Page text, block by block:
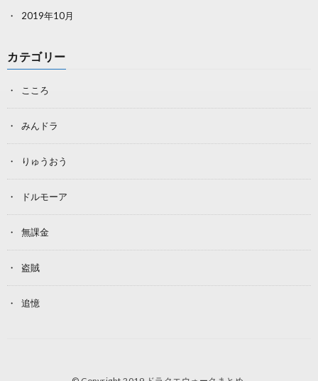
2019年10月
カテゴリー
こころ
みんドラ
りゅうおう
ドルモーア
無課金
盗賊
追憶